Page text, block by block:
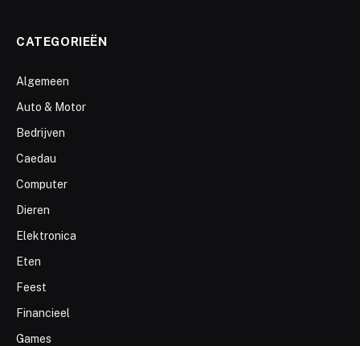
CATEGORIEËN
Algemeen
Auto & Motor
Bedrijven
Caedau
Computer
Dieren
Elektronica
Eten
Feest
Financieel
Games